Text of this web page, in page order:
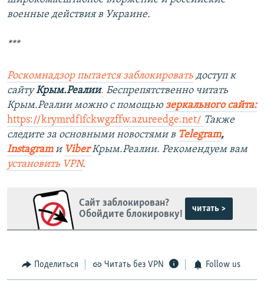
военные действия в Украине.
***
Роскомнадзор пытается заблокировать доступ к
сайтуКрым.Реалии. Беспрепятственно читать
Крым.Реалии можно с помощью зеркального сайта:
https://krymrdfifckwgzffw.azureedge.net/ Также
следите за основными новостями в Telegram,
Instagram и ViberКрым.Реалии. Рекомендуем вам
установить VPN.
Сайт заблокирован?
Обойдите блокировку!
читать >
Поделиться Читать без VPN Follow us